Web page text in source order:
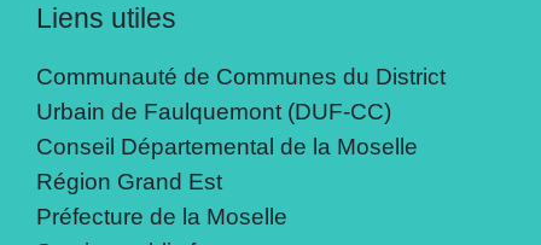
Liens utiles
Communauté de Communes du District
Urbain de Faulquemont (DUF-CC)
Conseil Départemental de la Moselle
Région Grand Est
Préfecture de la Moselle